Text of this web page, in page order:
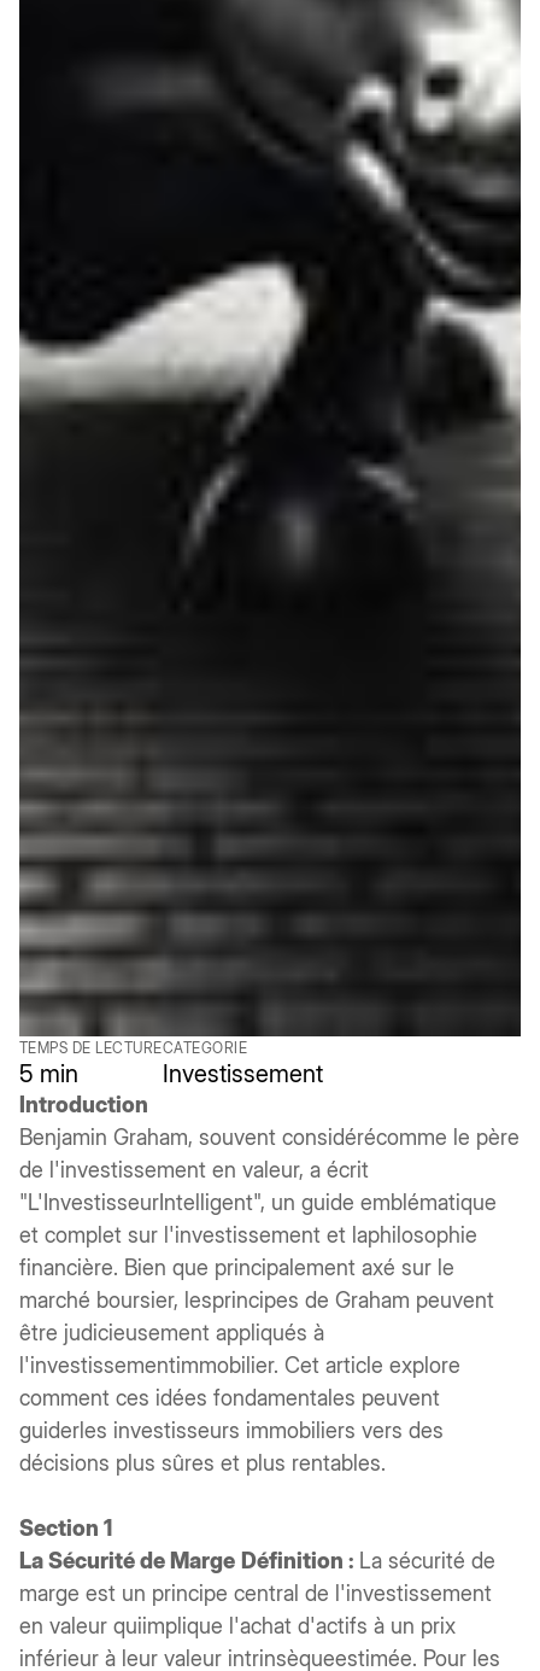
TEMPS DE LECTURE
5 min
CATEGORIE
Investissement
Introduction
Benjamin Graham, souvent considérécomme le père
de l'investissement en valeur, a écrit
"L'InvestisseurIntelligent", un guide emblématique
et complet sur l'investissement et laphilosophie
financière. Bien que principalement axé sur le
marché boursier, lesprincipes de Graham peuvent
être judicieusement appliqués à
l'investissementimmobilier. Cet article explore
comment ces idées fondamentales peuvent
guiderles investisseurs immobiliers vers des
décisions plus sûres et plus rentables.
Section 1
La Sécurité de Marge Définition : La sécurité de
marge est un principe central de l'investissement
en valeur quiimplique l'achat d'actifs à un prix
inférieur à leur valeur intrinsèqueestimée. Pour les